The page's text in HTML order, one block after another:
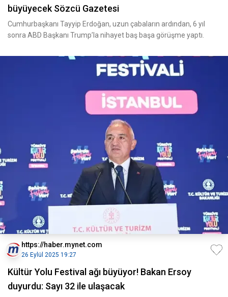
büyüyecek Sözcü Gazetesi
Cumhurbaşkanı Tayyip Erdoğan, uzun çabaların ardından, 6 yıl
sonra ABD Başkanı Trump’la nihayet baş başa görüşme yaptı.
https://haber.mynet.com
26 Eylül 2025 19:27
Kültür Yolu Festival ağı büyüyor! Bakan Ersoy
duyurdu: Sayı 32 ile ulaşacak